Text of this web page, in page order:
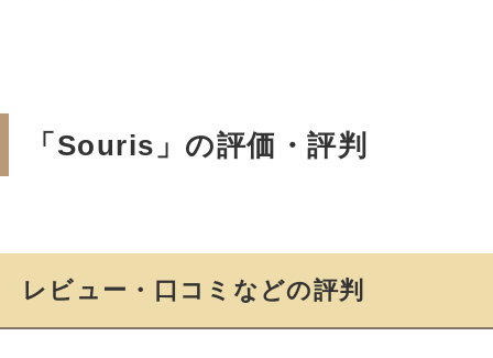
「Souris」の評価・評判
レビュー・口コミなどの評判